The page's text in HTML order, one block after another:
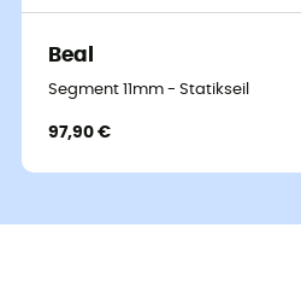
Beal
Segment 11mm - Statikseil
97,90 €